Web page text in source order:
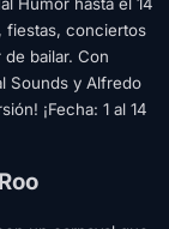
fiestas, conciertos
bailar. Con
Sounds y Alfredo
¡Fecha: 1 al 14